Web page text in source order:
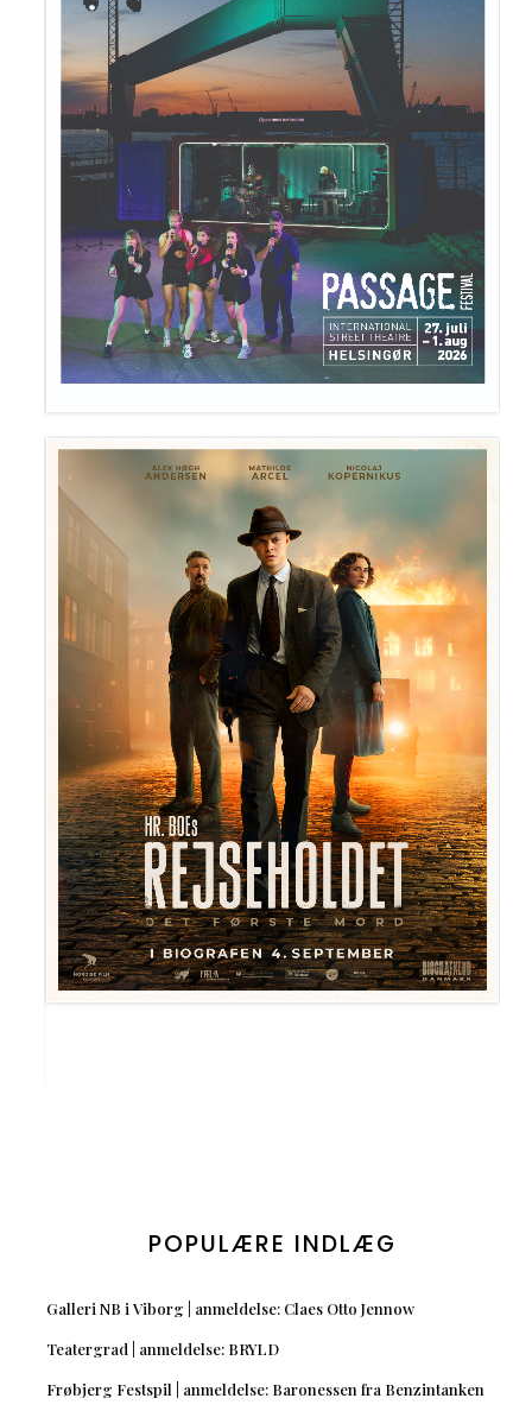
POPULÆRE INDLÆG
Galleri NB i Viborg | anmeldelse: Claes Otto Jennow
Teatergrad | anmeldelse: BRYLD
Frøbjerg Festspil | anmeldelse: Baronessen fra Benzintanken